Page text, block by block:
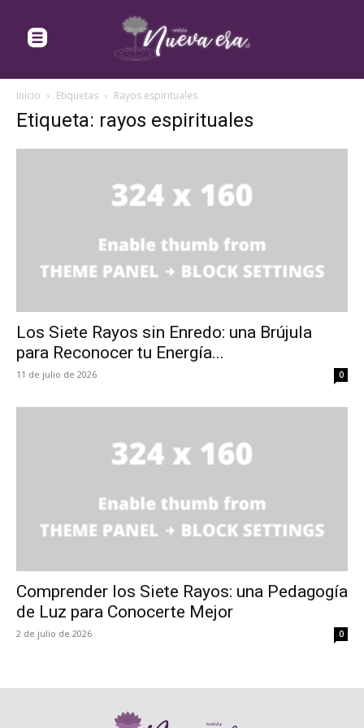
Inicio Etiquetas Rayos espirituales
Etiqueta: rayos espirituales
Los Siete Rayos sin Enredo: una Brújula
para Reconocer tu Energía...
11 de julio de 2026 0
Comprender los Siete Rayos: una Pedagogía
de Luz para Conocerte Mejor
2 de julio de 2026 0